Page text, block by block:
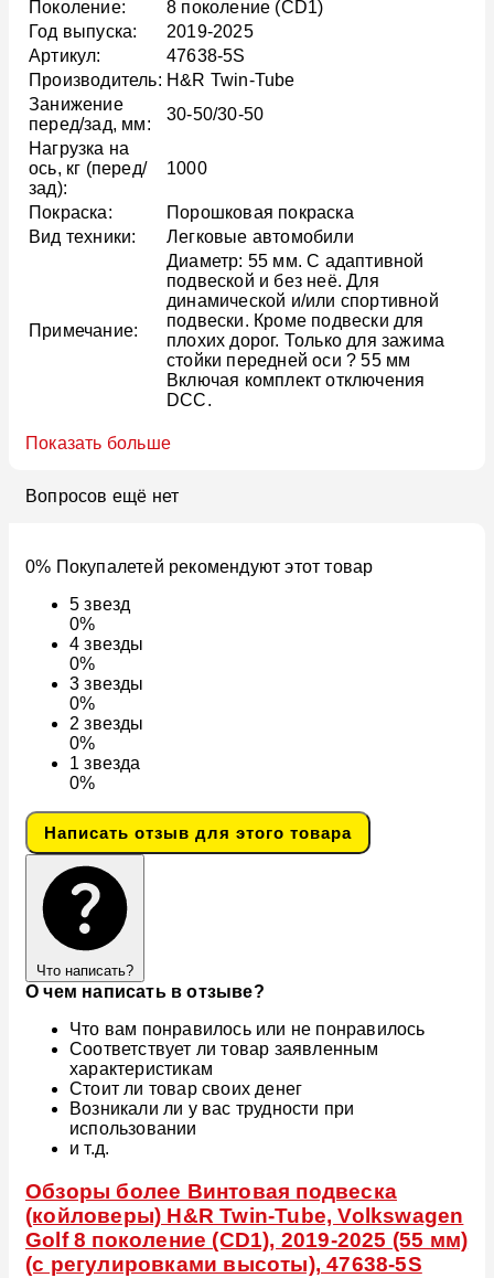
Поколение:
8 поколение (CD1)
Год выпуска:
2019-2025
Артикул:
47638-5S
Производитель: H&R Twin-Tube
Занижение
перед/зад, мм:
30-50/30-50
Нагрузка на
ось, кг (перед/
зад):
1000
Покраска:
Порошковая покраска
Вид техники:
Легковые автомобили
Примечание:
Диаметр: 55 мм. С адаптивной
подвеской и без неё. Для
динамической и/или спортивной
подвески. Кроме подвески для
плохих дорог. Только для зажима
стойки передней оси ? 55 мм
Включая комплект отключения
DCC.
Показать больше
Вопросов ещё нет
0% Покупалетей рекомендуют этот товар
5звезд
0%
4звезды
0%
3звезды
0%
2звезды
0%
1звезда
0%
Написать отзыв для этого товара
Что написать?
О чем написать в отзыве?
Что вам понравилось или не понравилось
Соответствует ли товар заявленным
характеристикам
Стоит ли товар своих денег
Возникали ли у вас трудности при
использовании
и т.д.
Обзоры более Винтовая подвеска
(койловеры) H&R Twin-Tube, Volkswagen
Golf 8 поколение (CD1), 2019-2025 (55 мм)
(с регулировками высоты), 47638-5S